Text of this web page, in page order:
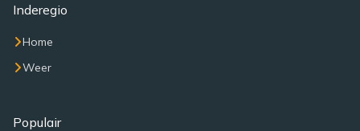
Inderegio
Home
Weer
Populair